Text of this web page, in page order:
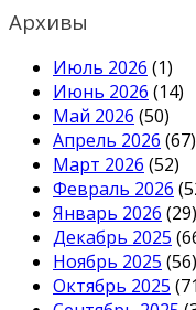
Архивы
Июль 2026 (1)
Июнь 2026 (14)
Май 2026 (50)
Апрель 2026 (67)
Март 2026 (52)
Февраль 2026
Январь 2026 (29)
Декабрь 2025
Ноябрь 2025 (56)
Октябрь 2025